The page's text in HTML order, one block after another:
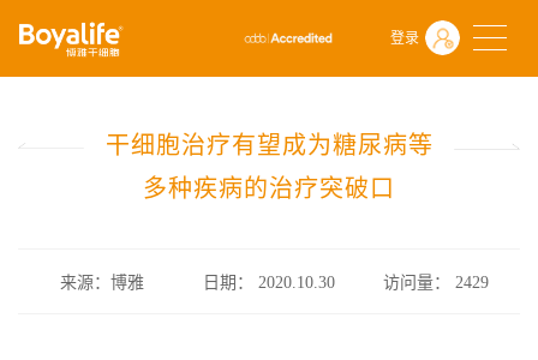
登录
首页 什么是干细胞
前沿动态
干细胞治疗有望成为糖尿病等多种疾病的治疗突破口
干细胞治疗有望成为糖尿病等
多种疾病的治疗突破口
来源：博雅 日期： 2020.10.30 访问量：2429